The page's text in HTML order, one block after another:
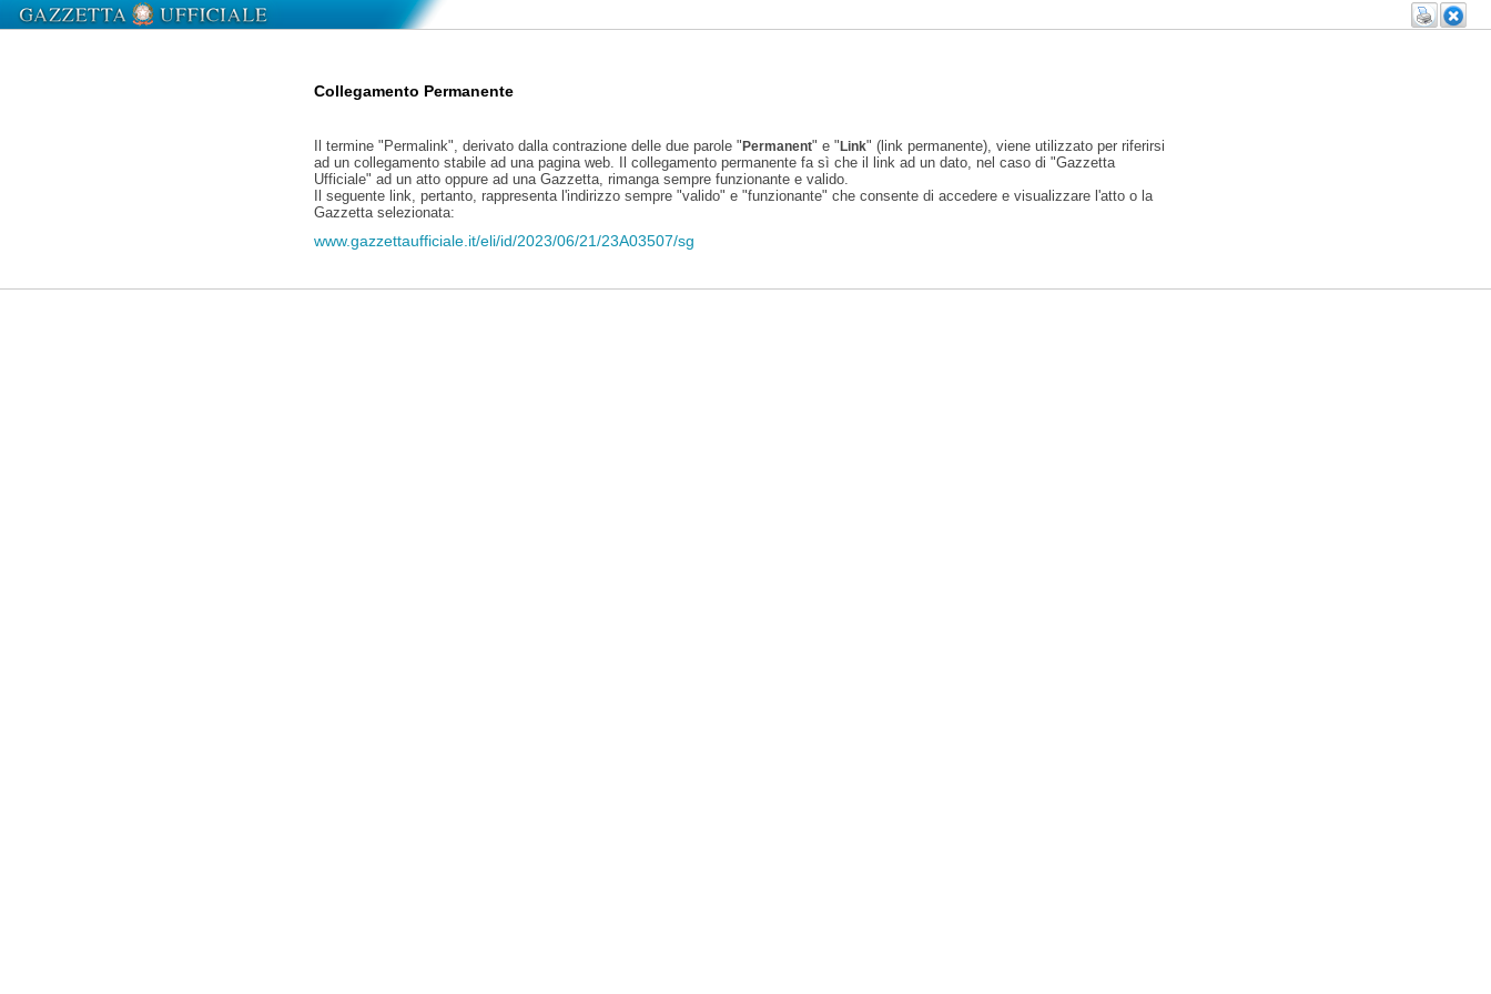
Collegamento Permanente
Il termine "Permalink", derivato dalla contrazione delle due parole "Permanent" e "Link" (link permanente), viene utilizzato per riferirsi
ad un collegamento stabile ad una pagina web. Il collegamento permanente fa sì che il link ad un dato, nel caso di "Gazzetta
Ufficiale" ad un atto oppure ad una Gazzetta, rimanga sempre funzionante e valido.
Il seguente link, pertanto, rappresenta l'indirizzo sempre "valido" e "funzionante" che consente di accedere e visualizzare l'atto o la
Gazzetta selezionata:
www.gazzettaufficiale.it/eli/id/2023/06/21/23A03507/sg